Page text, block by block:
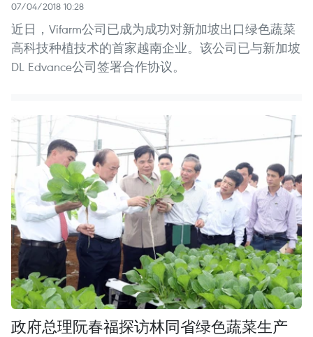
07/04/2018 10:28
近日，Vifarm公司已成为成功对新加坡出口绿色蔬菜
高科技种植技术的首家越南企业。该公司已与新加坡
DL Edvance公司签署合作协议。
政府总理阮春福探访林同省绿色蔬菜生产